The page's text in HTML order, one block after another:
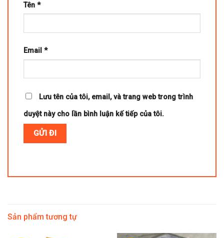
Tên *
Email *
Lưu tên của tôi, email, và trang web trong trình
duyệt này cho lần bình luận kế tiếp của tôi.
Sản phẩm tương tự